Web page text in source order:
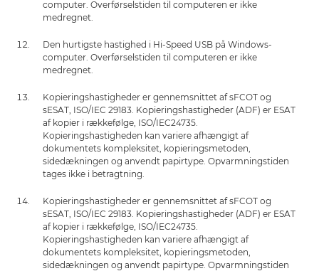
computer. Overførselstiden til computeren er ikke
medregnet.
Den hurtigste hastighed i Hi-Speed USB på Windows-
computer. Overførselstiden til computeren er ikke
medregnet.
Kopieringshastigheder er gennemsnittet af sFCOT og
sESAT, ISO/IEC 29183. Kopieringshastigheder (ADF) er ESAT
af kopier i rækkefølge, ISO/IEC24735.
Kopieringshastigheden kan variere afhængigt af
dokumentets kompleksitet, kopieringsmetoden,
sidedækningen og anvendt papirtype. Opvarmningstiden
tages ikke i betragtning.
Kopieringshastigheder er gennemsnittet af sFCOT og
sESAT, ISO/IEC 29183. Kopieringshastigheder (ADF) er ESAT
af kopier i rækkefølge, ISO/IEC24735.
Kopieringshastigheden kan variere afhængigt af
dokumentets kompleksitet, kopieringsmetoden,
sidedækningen og anvendt papirtype. Opvarmningstiden